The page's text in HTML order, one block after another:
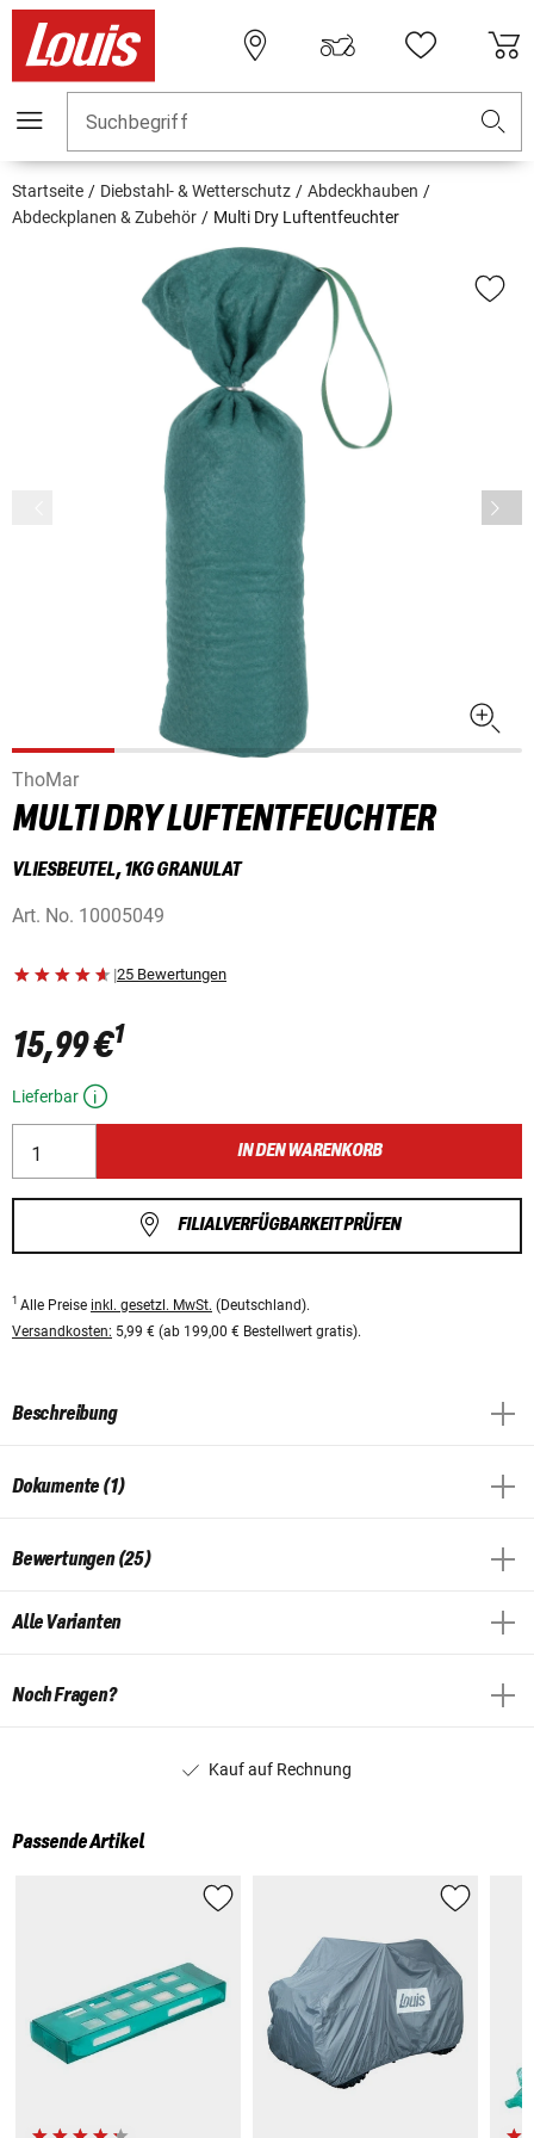
Suchbegriff
Startseite Diebstahl- & Wetterschutz
Abdeckhauben
Abdeckplanen & Zubehör
Multi Dry Luftentfeuchter
ThoMar
MULTI DRY LUFTENTFEUCHTER
VLIESBEUTEL, 1KG GRANULAT
Art. No. 10005049
|25 Bewertungen
15,99 €1
Lieferbar
IN DEN WARENKORB
FILIALVERFÜGBARKEIT PRÜFEN
1 Alle Preise inkl. gesetzl. MwSt. (Deutschland).
Versandkosten: 5,99 € (ab 199,00 € Bestellwert gratis).
Beschreibung
Dokumente (1)
Bewertungen (25)
Alle Varianten
Noch Fragen?
Kauf auf Rechnung
Passende Artikel